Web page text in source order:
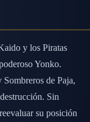
y los Piratas
Yonko.
de Paja,
Sin
su posición